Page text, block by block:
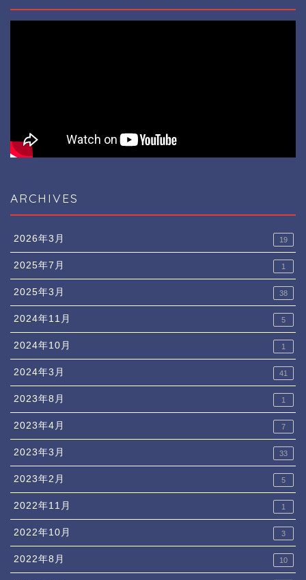
ARCHIVES
2026年3月 19
2025年7月 1
2025年3月 38
2024年11月 5
2024年10月 1
2024年3月 41
2023年8月 1
2023年4月 7
2023年3月 33
2023年2月 5
2022年11月 1
2022年10月 3
2022年8月 10